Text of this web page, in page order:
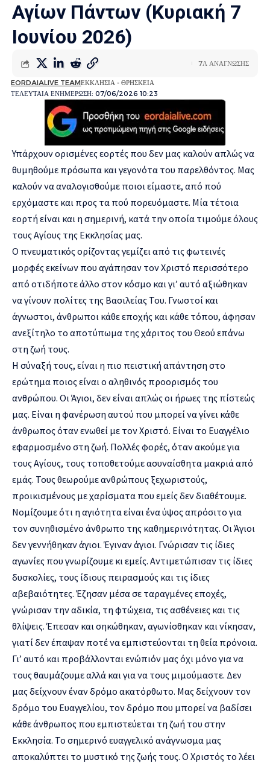
Αγίων Πάντων (Κυριακή 7
Ιουνίου 2026)
ΤΕΛΕΥΤΑΙΑ ΕΝΗΜΕΡΩΣΗ: 07/06/2026 10:23
EORDAIALIVE TEAMΕΚΚΛΗΣΙΑ - ΘΡΗΣΚΕΙΑ
7Λ ΑΝΑΓΝΩΣΗΣ
Υπάρχουν ορισμένες εορτές που δεν μας καλούν απλώς να
θυμηθούμε πρόσωπα και γεγονότα του παρελθόντος. Μας
καλούν να αναλογισθούμε ποιοι είμαστε, από πού
ερχόμαστε και προς τα πού πορευόμαστε. Μία τέτοια
εορτή είναι και η σημερινή, κατά την οποία τιμούμε όλους
τους Αγίους της Εκκλησίας μας.
Ο πνευματικός ορίζοντας γεμίζει από τις φωτεινές
μορφές εκείνων που αγάπησαν τον Χριστό περισσότερο
από οτιδήποτε άλλο στον κόσμο και γι’ αυτό αξιώθηκαν
να γίνουν πολίτες της Βασιλείας Του. Γνωστοί και
άγνωστοι, άνθρωποι κάθε εποχής και κάθε τόπου, άφησαν
ανεξίτηλο το αποτύπωμα της χάριτος του Θεού επάνω
στη ζωή τους.
Η σύναξή τους, είναι η πιο πειστική απάντηση στο
ερώτημα ποιος είναι ο αληθινός προορισμός του
ανθρώπου. Οι Άγιοι, δεν είναι απλώς οι ήρωες της πίστεώς
μας. Είναι η φανέρωση αυτού που μπορεί να γίνει κάθε
άνθρωπος όταν ενωθεί με τον Χριστό. Είναι το Ευαγγέλιο
εφαρμοσμένο στη ζωή. Πολλές φορές, όταν ακούμε για
τους Αγίους, τους τοποθετούμε ασυναίσθητα μακριά από
εμάς. Τους θεωρούμε ανθρώπους ξεχωριστούς,
προικισμένους με χαρίσματα που εμείς δεν διαθέτουμε.
Νομίζουμε ότι η αγιότητα είναι ένα ύψος απρόσιτο για
τον συνηθισμένο άνθρωπο της καθημερινότητας. Οι Άγιοι
δεν γεννήθηκαν άγιοι. Έγιναν άγιοι. Γνώρισαν τις ίδιες
αγωνίες που γνωρίζουμε κι εμείς. Αντιμετώπισαν τις ίδιες
δυσκολίες, τους ίδιους πειρασμούς και τις ίδιες
αβεβαιότητες. Έζησαν μέσα σε ταραγμένες εποχές,
γνώρισαν την αδικία, τη φτώχεια, τις ασθένειες και τις
θλίψεις. Έπεσαν και σηκώθηκαν, αγωνίσθηκαν και νίκησαν,
γιατί δεν έπαψαν ποτέ να εμπιστεύονται τη θεία πρόνοια.
Γι’ αυτό και προβάλλονται ενώπιόν μας όχι μόνο για να
τους θαυμάζουμε αλλά και για να τους μιμούμαστε. Δεν
μας δείχνουν έναν δρόμο ακατόρθωτο. Μας δείχνουν τον
δρόμο του Ευαγγελίου, τον δρόμο που μπορεί να βαδίσει
κάθε άνθρωπος που εμπιστεύεται τη ζωή του στην
Εκκλησία. Το σημερινό ευαγγελικό ανάγνωσμα μας
αποκαλύπτει το μυστικό της ζωής τους. Ο Χριστός το λέει